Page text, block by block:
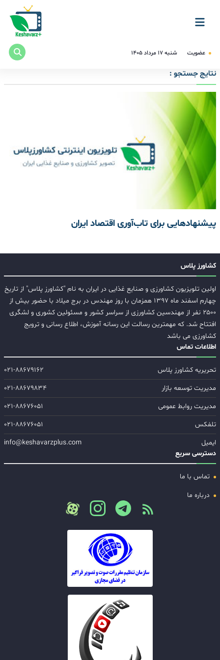
عضویت شنبه ۱۷ مرداد ۱۴۰۵
نتایج جستجو :
پیشنهادهایی برای تاب‌آوری اقتصاد ایران
کشاورز پلاس
اولین تلویزیون کشاورزی و صنایع غذایی در ایران به نام "کشاورز پلاس" از تاریخ
چهارم اسفند ماه ۱۳۹۷ همزمان با روز مهندس در برج میلاد با حضور بیش از
۲۵۰۰ نفر از مهندسین کشاورزی از سراسر کشور و مسئولین کشوری و لشگری
افتتاح شد. که مهمترین رسالت این رسانه آموزش، اطلاع رسانی و ترویج
کشاورزی می باشد
اطلاعات تماس
تحریریه کشاورز پلاس
۰۲۱-۸۸۶۷۹۱۶۲
مدیریت توسعه بازار
۰۲۱-۸۸۶۷۹۸۳۴
مدیریت روابط عمومی
۰۲۱-۸۸۶۷۶۰۵۱
تلفکس
۰۲۱-۸۸۶۷۶۰۵۱
ایمیل
info@keshavarzplus.com
دسترسی سریع
تماس با ما
درباره ما